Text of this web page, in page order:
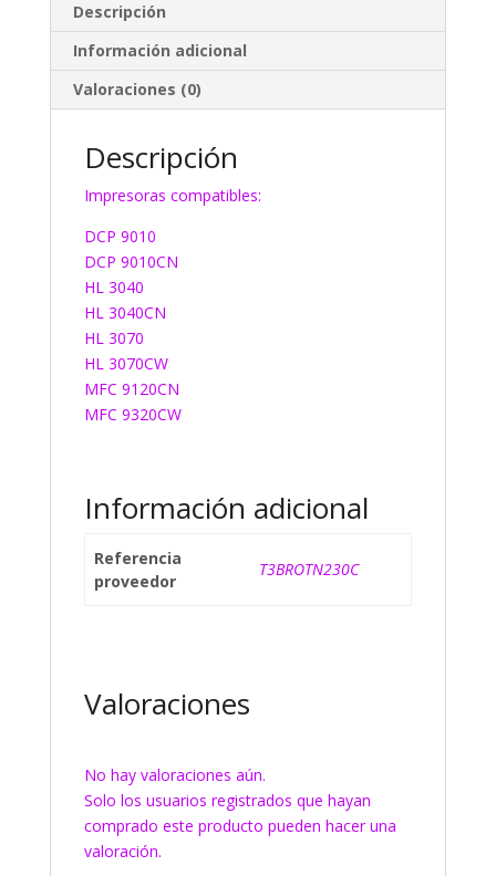
Descripción
Información adicional
Valoraciones (0)
Descripción
Impresoras compatibles:
DCP 9010
DCP 9010CN
HL 3040
HL 3040CN
HL 3070
HL 3070CW
MFC 9120CN
MFC 9320CW
Información adicional
Referencia
proveedor
T3BROTN230C
Valoraciones
No hay valoraciones aún.
Solo los usuarios registrados que hayan
comprado este producto pueden hacer una
valoración.